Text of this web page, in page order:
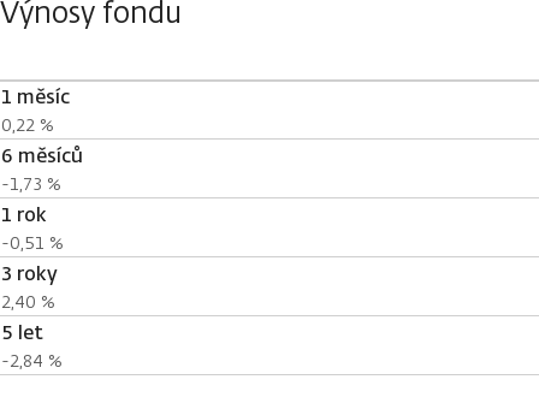
Výnosy fondu
1 měsíc
0,22 %
6 měsíců
-1,73 %
1 rok
-0,51 %
3 roky
2,40 %
5 let
-2,84 %